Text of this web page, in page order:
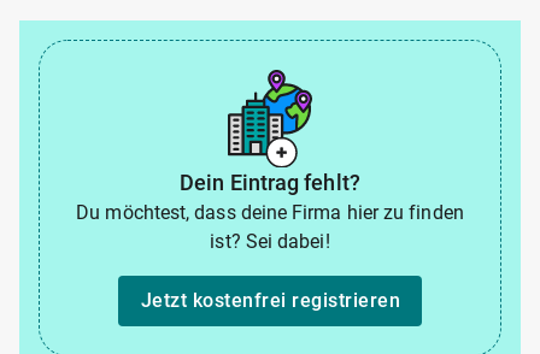
Dein Eintrag fehlt?
Du möchtest, dass deine Firma hier zu finden
ist? Sei dabei!
Jetzt kostenfrei registrieren